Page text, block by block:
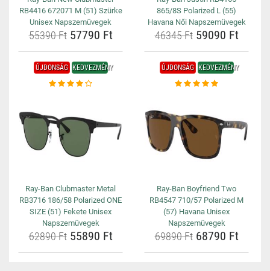
RB4416 672071 M (51) Szürke
Unisex Napszemüvegek
55390 Ft57790 Ft
865/8S Polarized L (55)
Havana Női Napszemüvegek
46345 Ft59090 Ft
ÚJDONSÁG KEDVEZMÉNY
Ray-Ban Clubmaster Metal
RB3716 186/58 Polarized ONE
SIZE (51) Fekete Unisex
Napszemüvegek
62890 Ft55890 Ft
ÚJDONSÁG KEDVEZMÉNY
Ray-Ban Boyfriend Two
RB4547 710/57 Polarized M
(57) Havana Unisex
Napszemüvegek
69890 Ft68790 Ft